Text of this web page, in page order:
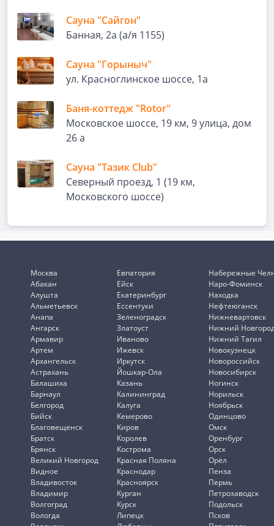
Сауна "Сайгон"
Банная, 2а (а/я 1155)
Сауна "Горыныч"
ул. Красноглинское шоссе, 1а
Баня-коттедж "Rotor"
Московское шоссе, 19 км, 9 улица, дом
26 а
Сауна "Тазик Club"
Северный проезд, 1 (19 км,
Московского шоссе)
Москва
Абакан
Алушта
Альметьевск
Анапа
Ангарск
Армавир
Артем
Архангельск
Астрахань
Балашиха
Барнаул
Белгород
Бийск
Благовещенск
Братск
Брянск
Великий Новгород
Видное
Владивосток
Владимир
Волгоград
Вологда
Евпатория
Ейск
Екатеринбург
Ессентуки
Зеленоградск
Златоуст
Иваново
Ижевск
Иркутск
Йошкар-Ола
Казань
Калининград
Калуга
Кемерово
Киров
Королев
Кострома
Красная Поляна
Краснодар
Красноярск
Курган
Курск
Липецк
Набережные
Наро-Фоминск
Находка
Нефтеюганск
Нижневартовск
Нижний
Нижний Тагил
Новокузнецк
Новороссийск
Новосибирск
Ногинск
Норильск
Ноябрьск
Одинцово
Омск
Оренбург
Орск
Орёл
Пенза
Пермь
Петрозаводск
Подольск
Псков